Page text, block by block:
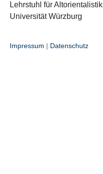
Lehrstuhl für Altorientalistik
Universität Würzburg
Impressum | Datenschutz